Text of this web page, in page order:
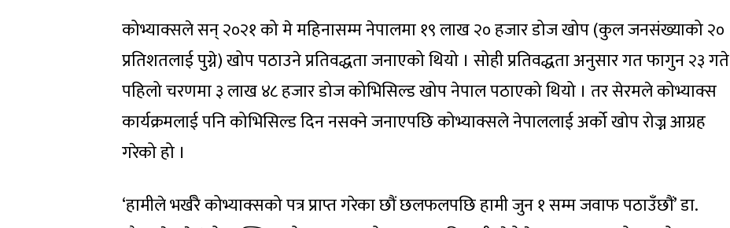
कोभ्याक्सले सन् २०२१ को मे महिनासम्म नेपालमा १९ लाख २० हजार डोज खोप (कुल जनसंख्याको २०
प्रतिशतलाई पुग्ने) खोप पठाउने प्रतिवद्धता जनाएको थियो । सोही प्रतिवद्धता अनुसार गत फागुन २३ गते
पहिलो चरणमा ३ लाख ४८ हजार डोज कोभिसिल्ड खोप नेपाल पठाएको थियो । तर सेरमले कोभ्याक्स
कार्यक्रमलाई पनि कोभिसिल्ड दिन नसक्ने जनाएपछि कोभ्याक्सले नेपाललाई अर्को खोप रोज्न आग्रह
गरेको हो ।
‘हामीले भर्खरै कोभ्याक्सको पत्र प्राप्त गरेका छौं छलफलपछि हामी जुन १ सम्म जवाफ पठाउँछौं’ डा.